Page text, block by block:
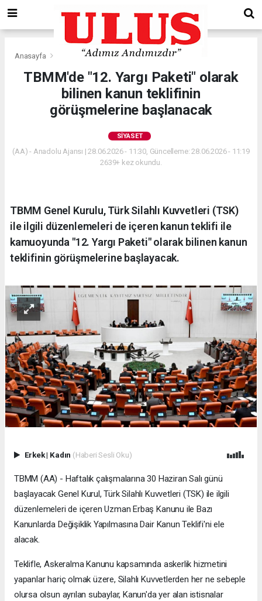
Anasayfa
TBMM'de "12. Yargı Paketi" olarak
bilinen kanun teklifinin
görüşmelerine başlanacak
SIYASET
(AA) - Anadolu Ajansı | 28.06.2026 - 11:30, Güncelleme: 28.06.2026 - 11:19
2639+ kez okundu.
TBMM Genel Kurulu, Türk Silahlı Kuvvetleri (TSK)
ile ilgili düzenlemeleri de içeren kanun teklifi ile
kamuoyunda "12. Yargı Paketi" olarak bilinen kanun
teklifinin görüşmelerine başlayacak.
Erkek| Kadın (Haberi Sesli Oku)
TBMM (AA) - Haftalık çalışmalarına 30 Haziran Salı günü
başlayacak Genel Kurul, Türk Silahlı Kuvvetleri (TSK) ile ilgili
düzenlemeleri de içeren Uzman Erbaş Kanunu ile Bazı
Kanunlarda Değişiklik Yapılmasına Dair Kanun Teklifi'ni ele
alacak.
Teklifle, Askeralma Kanunu kapsamında askerlik hizmetini
yapanlar hariç olmak üzere, Silahlı Kuvvetlerden her ne sebeple
olursa olsun ayrılan subaylar, Kanun'da yer alan istisnalar